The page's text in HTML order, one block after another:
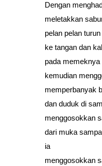
Dengan
meletakkan
pelan pelan
ke tangan dan
pada memeknya
kemudian
memperbanyak
dan duduk di
menggosokkan
dari muka
ia
menggosokkan